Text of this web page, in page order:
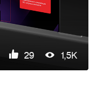
29 1,5K